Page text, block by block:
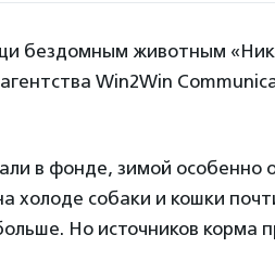
бездомным животным
Win2Win
в фонде, зимой
холоде собаки и кошки
Но источников корма